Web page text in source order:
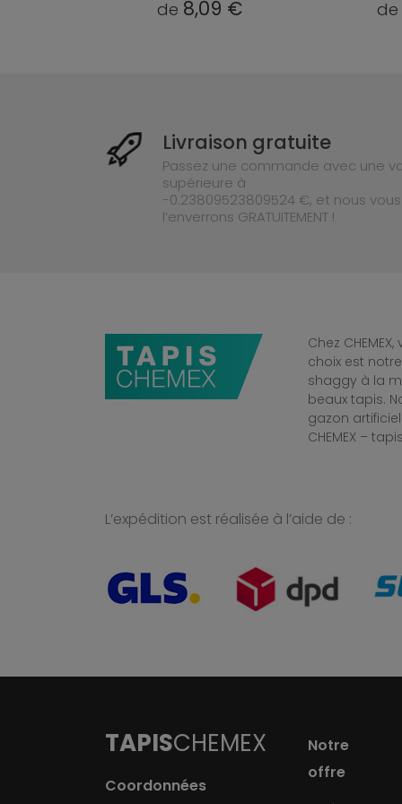
de 8,09 € de
Livraison gratuite
Passez une commande avec une
supérieure à
-0.23809523809524 €, et nous vous
l’enverrons GRATUITEMENT !
Chez
choix est
shaggy à la
beaux tapis.
gazon artificiel.
CHEMEX –
L’expédition est réalisée à l’aide de :
TAPISCHEMEX
Coordonnées
Notre
offre